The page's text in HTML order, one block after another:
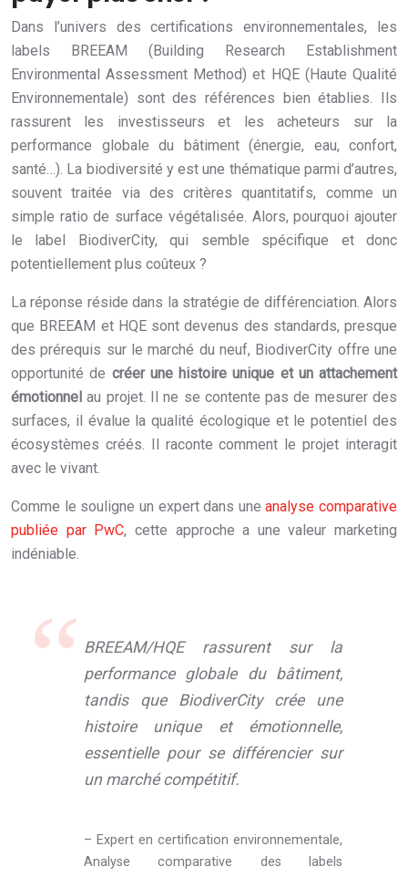
Dans l’univers des certifications environnementales, les
labels BREEAM (Building Research Establishment
Environmental Assessment Method) et HQE (Haute Qualité
Environnementale) sont des références bien établies. Ils
rassurent les investisseurs et les acheteurs sur la
performance globale du bâtiment (énergie, eau, confort,
santé…). La biodiversité y est une thématique parmi d’autres,
souvent traitée via des critères quantitatifs, comme un
simple ratio de surface végétalisée. Alors, pourquoi ajouter
le label BiodiverCity, qui semble spécifique et donc
potentiellement plus coûteux ?
La réponse réside dans la stratégie de différenciation. Alors
que BREEAM et HQE sont devenus des standards, presque
des prérequis sur le marché du neuf, BiodiverCity offre une
opportunité de créer une histoire unique et un attachement
émotionnel au projet. Il ne se contente pas de mesurer des
surfaces, il évalue la qualité écologique et le potentiel des
écosystèmes créés. Il raconte comment le projet interagit
avec le vivant.
Comme le souligne un expert dans uneanalyse comparative
publiée par PwC, cette approche a une valeur marketing
indéniable.
BREEAM/HQE rassurent sur la
performance globale du bâtiment,
tandis que BiodiverCity crée une
histoire unique et émotionnelle,
essentielle pour se différencier sur
un marché compétitif.
– Expert en certification environnementale,
Analyse comparative des labels